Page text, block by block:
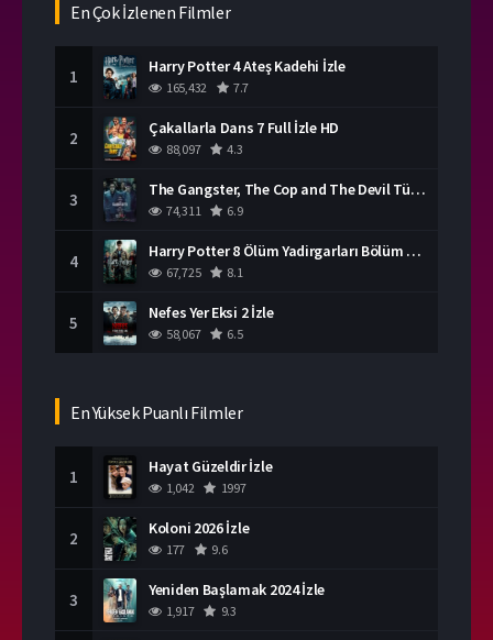
En Çok İzlenen Filmler
1 Harry Potter 4 Ateş Kadehi İzle
165,432 7.7
2 Çakallarla Dans 7 Full İzle HD
88,097 4.3
3 The Gangster, The Cop and The Devil Türkçe Dublaj İzle
74,311 6.9
4 Harry Potter 8 Ölüm Yadirgarları Bölüm 2 İzle
67,725 8.1
5 Nefes Yer Eksi 2 İzle
58,067 6.5
En Yüksek Puanlı Filmler
1 Hayat Güzeldir İzle
1,042 1997
2 Koloni 2026 İzle
177 9.6
3 Yeniden Başlamak 2024 İzle
1,917 9.3